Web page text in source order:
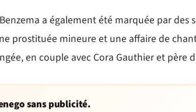
a également été marquée par
prostituée mineure et une affaire de
en couple avec Cora Gauthier et père
sans publicité.